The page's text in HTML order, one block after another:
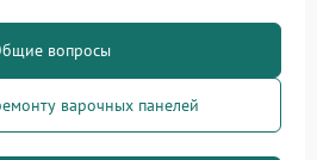
вопросы
варочных панелей